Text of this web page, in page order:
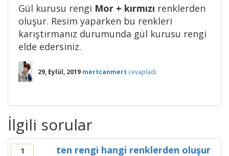
Gül kurusu rengi Mor + kırmızı renklerden
oluşur. Resim yaparken bu renkleri
karıştırmanız durumunda gül kurusu rengi
elde edersiniz.
29, Eylül, 2019 mertcanmert cevapladı
İlgili sorular
1 ten rengi hangi renklerden oluşur